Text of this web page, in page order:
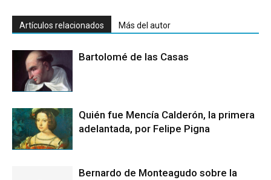
Artículos relacionados Más del autor
Bartolomé de las Casas
Quién fue Mencía Calderón, la primera
adelantada, por Felipe Pigna
Bernardo de Monteagudo sobre la